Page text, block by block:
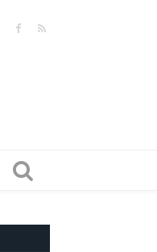
TwitterFacebook
RSS